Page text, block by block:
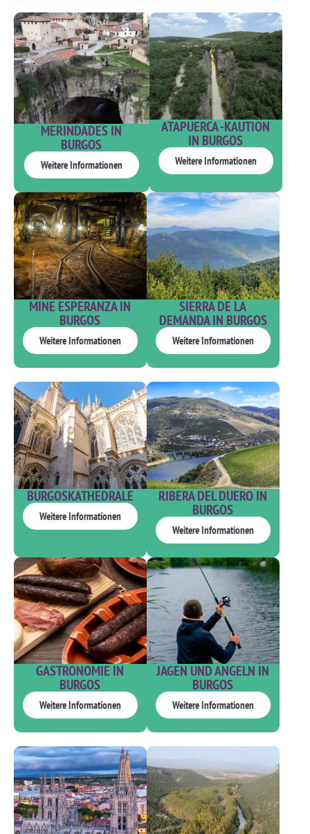
MERINDADES IN
BURGOS
Weitere Informationen
ATAPUERCA -KAUTION
IN BURGOS
Weitere Informationen
MINE ESPERANZA IN
BURGOS
Weitere Informationen
SIERRA DE LA
DEMANDA IN BURGOS
Weitere Informationen
BURGOSKATHEDRALE
Weitere Informationen
RIBERA DEL DUERO IN
BURGOS
Weitere Informationen
GASTRONOMIE IN
BURGOS
Weitere Informationen
JAGEN UND ANGELN IN
BURGOS
Weitere Informationen